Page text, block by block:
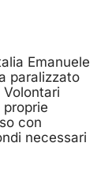
Emanuele
paralizzato
Volontari
proprie
con
necessari